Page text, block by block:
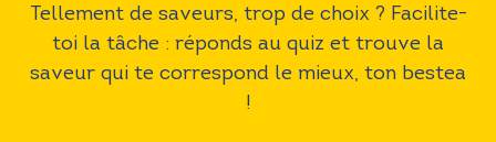
Tellement de saveurs, trop de choix ? Facilite-
toi la tâche : réponds au quiz et trouve la
saveur qui te correspond le mieux, ton bestea
!